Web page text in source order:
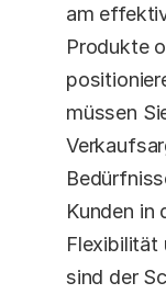
am
Produkte
müssen
Kunden in
Flexibilität
sind der